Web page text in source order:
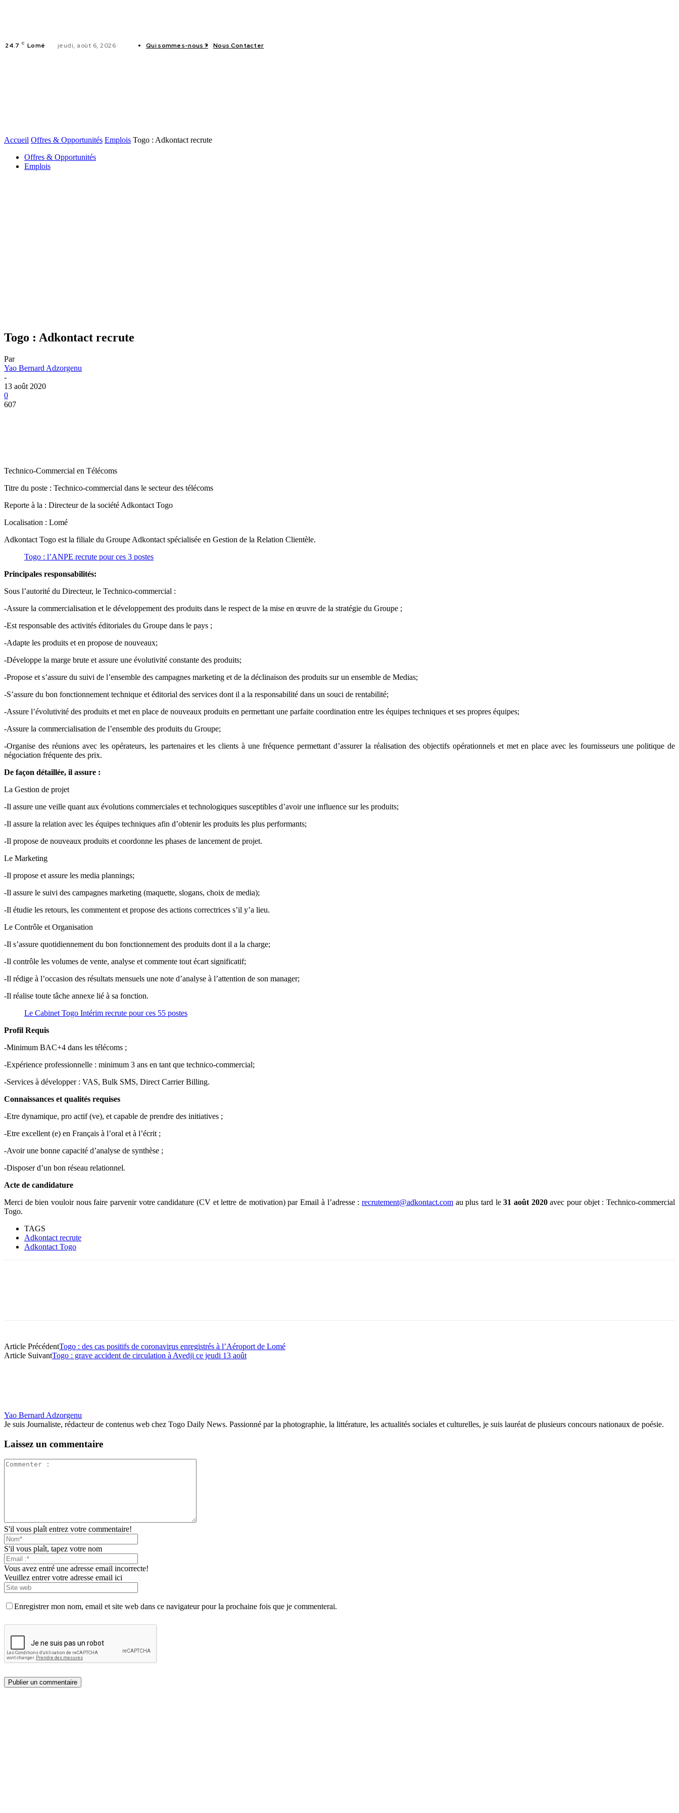
24.7 C Lomé jeudi, août 6, 2026 Qui sommes-nous ? Nous Contacter
Accueil Offres & Opportunités Emplois Togo : Adkontact recrute
Offres & Opportunités
Emplois
Togo : Adkontact recrute
Par
Yao Bernard Adzorgenu
-
13 août 2020
0
607
Technico-Commercial en Télécoms
Titre du poste : Technico-commercial dans le secteur des télécoms
Reporte à la : Directeur de la société Adkontact Togo
Localisation : Lomé
Adkontact Togo est la filiale du Groupe Adkontact spécialisée en Gestion de la Relation Clientèle.
Togo : l’ANPE recrute pour ces 3 postes
Principales responsabilités:
Sous l’autorité du Directeur, le Technico-commercial :
-Assure la commercialisation et le développement des produits dans le respect de la mise en œuvre de la stratégie du Groupe ;
-Est responsable des activités éditoriales du Groupe dans le pays ;
-Adapte les produits et en propose de nouveaux;
-Développe la marge brute et assure une évolutivité constante des produits;
-Propose et s’assure du suivi de l’ensemble des campagnes marketing et de la déclinaison des produits sur un ensemble de Medias;
-S’assure du bon fonctionnement technique et éditorial des services dont il a la responsabilité dans un souci de rentabilité;
-Assure l’évolutivité des produits et met en place de nouveaux produits en permettant une parfaite coordination entre les équipes techniques et ses propres équipes;
-Assure la commercialisation de l’ensemble des produits du Groupe;
-Organise des réunions avec les opérateurs, les partenaires et les clients à une fréquence permettant d’assurer la réalisation des objectifs opérationnels et met en place avec les fournisseurs une politique de
négociation fréquente des prix.
De façon détaillée, il assure :
La Gestion de projet
-Il assure une veille quant aux évolutions commerciales et technologiques susceptibles d’avoir une influence sur les produits;
-Il assure la relation avec les équipes techniques afin d’obtenir les produits les plus performants;
-Il propose de nouveaux produits et coordonne les phases de lancement de projet.
Le Marketing
-Il propose et assure les media plannings;
-Il assure le suivi des campagnes marketing (maquette, slogans, choix de media);
-Il étudie les retours, les commentent et propose des actions correctrices s’il y’a lieu.
Le Contrôle et Organisation
-Il s’assure quotidiennement du bon fonctionnement des produits dont il a la charge;
-Il contrôle les volumes de vente, analyse et commente tout écart significatif;
-Il rédige à l’occasion des résultats mensuels une note d’analyse à l’attention de son manager;
-Il réalise toute tâche annexe lié à sa fonction.
Le Cabinet Togo Intérim recrute pour ces 55 postes
Profil Requis
-Minimum BAC+4 dans les télécoms ;
-Expérience professionnelle : minimum 3 ans en tant que technico-commercial;
-Services à développer : VAS, Bulk SMS, Direct Carrier Billing.
Connaissances et qualités requises
-Etre dynamique, pro actif (ve), et capable de prendre des initiatives ;
-Etre excellent (e) en Français à l’oral et à l’écrit ;
-Avoir une bonne capacité d’analyse de synthèse ;
-Disposer d’un bon réseau relationnel.
Acte de candidature
Merci de bien vouloir nous faire parvenir votre candidature (CV et lettre de motivation) par Email à l’adresse : recrutement@adkontact.comau plus tard le31 août 2020avec pour objet : Technico-commercial
Togo.
TAGS
Adkontact recrute
Adkontact Togo
Article PrécédentTogo : des cas positifs de coronavirus enregistrés à l’Aéroport de Lomé
Article SuivantTogo : grave accident de circulation à Avedji ce jeudi 13 août
Yao Bernard Adzorgenu
Je suis Journaliste, rédacteur de contenus web chez Togo Daily News. Passionné par la photographie, la littérature, les actualités sociales et culturelles, je suis lauréat de plusieurs concours nationaux de poésie.
Laissez un commentaire
S'il vous plaît entrez votre commentaire!
S'il vous plaît, tapez votre nom
Vous avez entré une adresse email incorrecte!
Veuillez entrer votre adresse email ici
Enregistrer mon nom, email et site web dans ce navigateur pour la prochaine fois que je commenterai.